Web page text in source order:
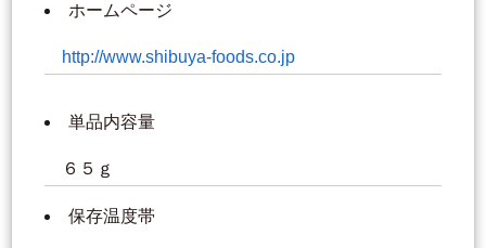
ホームページ
http://www.shibuya-foods.co.jp
単品内容量
６５ｇ
保存温度帯